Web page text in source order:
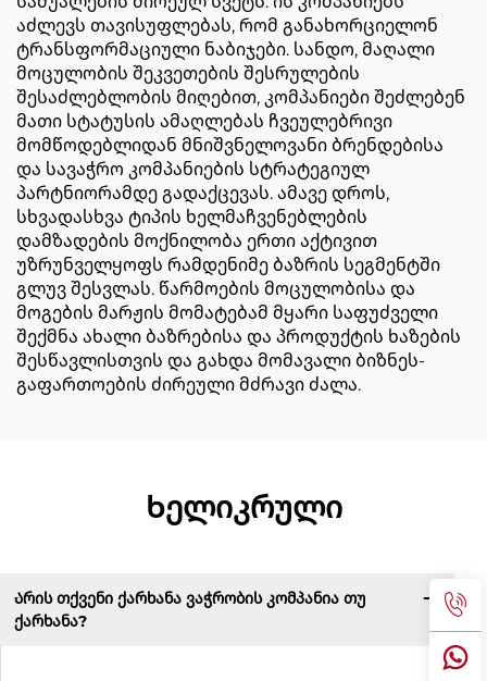
აძლევს თავისუფლებას, რომ განახორციელონ
ტრანსფორმაციული ნაბიჯები. სანდო, მაღალი
მოცულობის შეკვეთების შესრულების
შესაძლებლობის მიღებით, კომპანიები შეძლებენ
მათი სტატუსის ამაღლებას ჩვეულებრივი
მომწოდებლიდან მნიშვნელოვანი ბრენდებისა
და სავაჭრო კომპანიების სტრატეგიულ
პარტნიორამდე გადაქცევას. ამავე დროს,
სხვადასხვა ტიპის ხელმაჩვენებლების
დამზადების მოქნილობა ერთი აქტივით
უზრუნველყოფს რამდენიმე ბაზრის სეგმენტში
გლუვ შესვლას. წარმოების მოცულობისა და
მოგების მარჟის მომატებამ მყარი საფუძველი
შექმნა ახალი ბაზრებისა და პროდუქტის ხაზების
შესწავლისთვის და გახდა მომავალი ბიზნეს-
გაფართოების ძირეული მძრავი ძალა.
Ხელიკრული
Არის თქვენი ქარხანა ვაჭრობის კომპანია თუ
ქარხანა?